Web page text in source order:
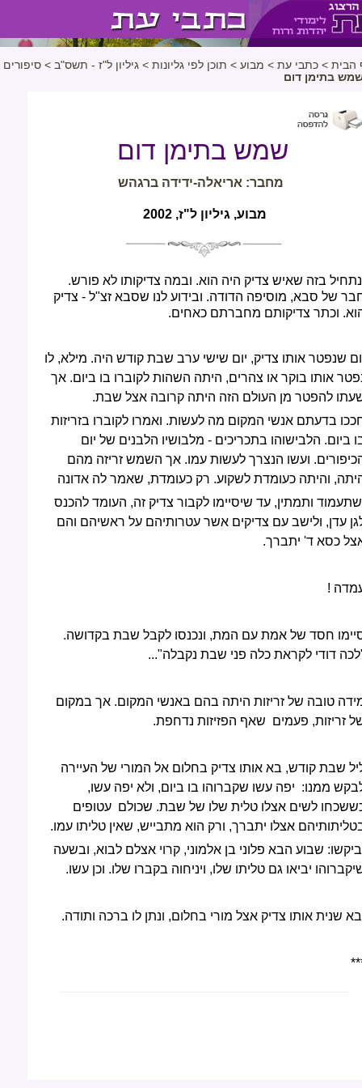
הבית > כתבי עת > מבוע > תוכן לפי גליונות > גיליון ל"ז - תשס"ב > סיפורים
בתימן דום
שמש בתימן דום
מחבר: אריאלה-ידידה ברגהש
מבוע, גיליון ל"ז, 2002
נתחיל בזה שאיש צדיק היה הוא. ובמה צדיקותו לא פורש.
של סבא, מוסיפה הדודה. ובידוע לנו שסבא זצ"ל - צדיק
וכתר צדיקותם מחברתם כאחים.
שנפטר אותו צדיק, יום שישי ערב שבת קודש היה. מילא, לו
אותו בוקר או צהרים, היתה השהות לקוברו בו ביום. אך
להפטר מן העולם הזה היתה קרובה אצל שבת.
בדעתם אנשי המקום מה לעשות. ואמרו לקוברו בזריזות
ביום. הלבישוהו בתכריכים - מלבושיו הלבנים של יום
ועשו הנצרך לעשות עמו. אך השמש זריזה מהם
והיתה כעומדת לשקוע. רק כעומדת, שאמר לה אדונה
ותמתין, עד שיסיימו לקבור צדיק זה, העומד להכנס
עדן, ולישב עם צדיקים אשר עטרותיהם על ראשיהם והם
כסא ד' יתברך.
!
חסד של אמת עם המת, ונכנסו לקבל שבת בקדושה.
דודי לקראת כלה פני שבת נקבלה"...
טובה של זריזות היתה בהם באנשי המקום. אך במקום
זריזות, פעמים שאף הפזיזות נדחפת.
שבת קודש, בא אותו צדיק בחלום אל המורי של העיירה
ממנו: יפה עשו שקברוהו בו ביום, ולא יפה עשו,
לשים אצלו טלית שלו של שבת. שכולם עטופים
אצלו יתברך, ורק הוא מתבייש, שאין טליתו עמו.
שבוע הבא פלוני בן אלמוני, קרוי אצלם לבוא, ובשעה
יביאו גם טליתו שלו, ויניחוה בקברו שלו. וכן עשו.
שנית אותו צדיק אצל מורי בחלום, ונתן לו ברכה ותודה.